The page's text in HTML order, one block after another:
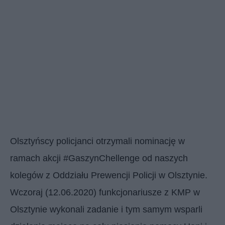
Olsztyńscy policjanci otrzymali nominację w
ramach akcji #GaszynChellenge od naszych
kolegów z Oddziału Prewencji Policji w Olsztynie.
Wczoraj (12.06.2020) funkcjonariusze z KMP w
Olsztynie wykonali zadanie i tym samym wsparli